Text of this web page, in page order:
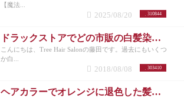
【魔法...
310844
2025/08/20
ドラックストアでどの市販の白髪染めが人気なのか美容師がリサーチしてランキングにした。
こんにちは、Tree Hair Salonの藤田です。過去にもいくつ
か白...
303410
2018/08/08
ヘアカラーでオレンジに退色した髪にアッシュのすすめ